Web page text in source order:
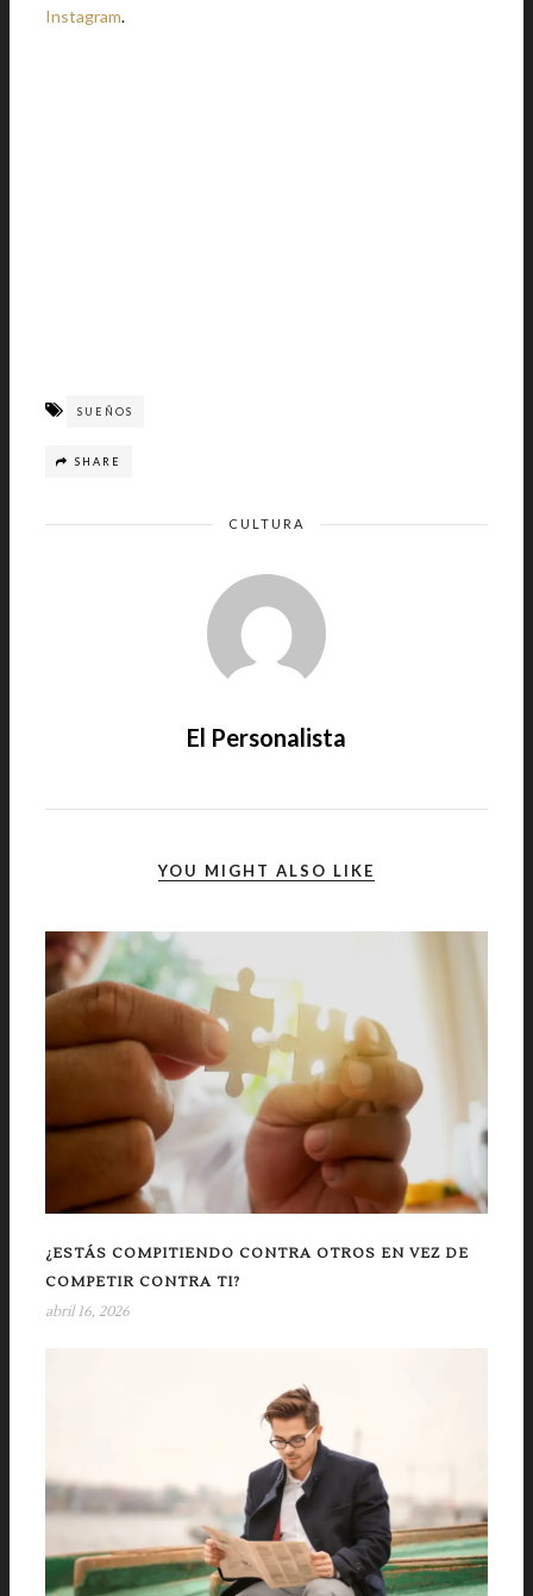
Instagram.
SUEÑOS
SHARE
CULTURA
El Personalista
YOU MIGHT ALSO LIKE
¿ESTÁS COMPITIENDO CONTRA OTROS EN VEZ DE
COMPETIR CONTRA TI?
abril 16, 2026